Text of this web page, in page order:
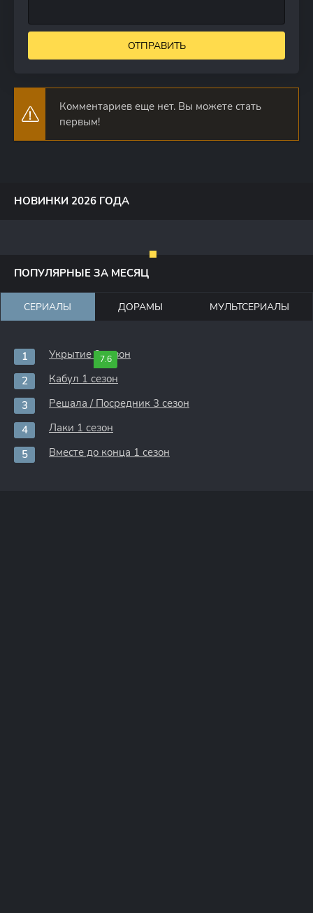
ОТПРАВИТЬ
Комментариев еще нет. Вы можете стать
первым!
НОВИНКИ 2026 ГОДА
ПОПУЛЯРНЫЕ ЗА МЕСЯЦ
СЕРИАЛЫ ДОРАМЫ МУЛЬТСЕРИАЛЫ
7.6
Укрытие 3 сезон
Кабул 1 сезон
Решала / Посредник 3 сезон
Лаки 1 сезон
Вместе до конца 1 сезон